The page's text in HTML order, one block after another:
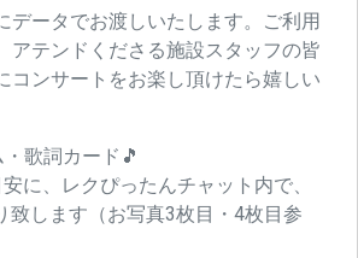
データでお渡しいたします。ご利用
アテンドくださる施設スタッフの皆
コンサートをお楽し頂けたら嬉しい
歌詞カード🎵
に、レクぴったんチャット内で、
致します（お写真3枚目・4枚目参